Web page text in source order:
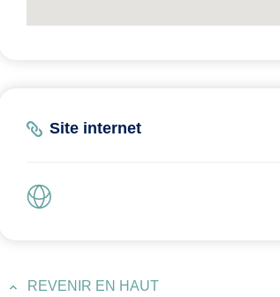
Site internet
REVENIR EN HAUT